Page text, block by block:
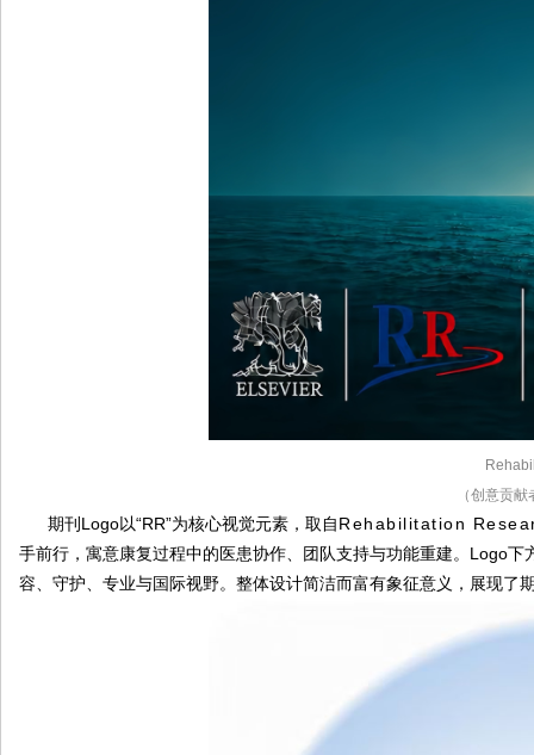
（创意贡
期刊Logo以“RR”为核心视觉元素，取自Rehabilitation
手前行，寓意康复过程中的医患协作、团队支持与功能重建。Logo
容、守护、专业与国际视野。整体设计简洁而富有象征意义，展现了